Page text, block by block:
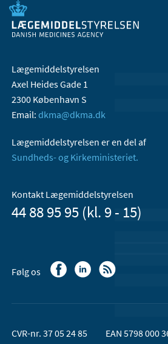
Lægemiddelstyrelsen
Axel Heides Gade 1
2300 København S
Email: dkma@dkma.dk
Lægemiddelstyrelsen er en del af
Sundheds- og Kirkeministeriet.
Kontakt Lægemiddelstyrelsen
44 88 95 95 (kl. 9 - 15)
Følg os
CVR-nr. 37 05 24 85 EAN 5798 000